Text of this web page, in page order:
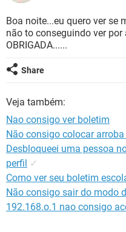
GUIA DE COMPRAS
INSTAGRAM
GUIA DE COMPRAS
CELULAR
OUTLOOK
INSTAGRAM
GUIA DE COMPRAS
CELULAR
INSTAGRAM
GUIA DE COMPRAS
Boa noite...eu quero ver se
não to conseguindo ver
OBRIGADA......
Share
Veja também:
Nao consigo ver boletim
Não consigo colocar
Desbloqueei uma pessoa
perfil ✓
Como ver seu boletim
Não consigo sair do modo
192.168.o.1 nao consigo